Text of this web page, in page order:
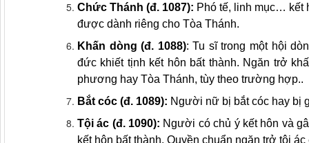
Chức Thánh (đ. 1087): Phó tế, linh mục… kết
được dành riêng cho Tòa Thánh.
Khấn dòng (đ. 1088): Tu sĩ trong một hội
đức khiết tịnh kết hôn bất thành. Ngăn trở
phương hay Tòa Thánh, tùy theo trường hợp..
Bắt cóc (đ. 1089): Người nữ bị bắt cóc hay bị
Tội ác (đ. 1090): Người có chủ ý kết hôn và
kết hôn bất thành. Quyền chuẩn ngăn trở tội